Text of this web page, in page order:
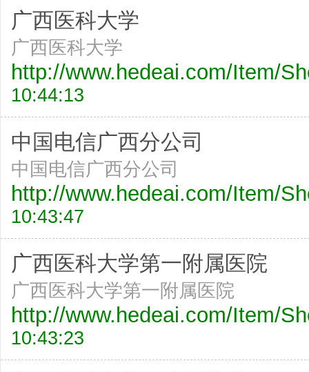
广西医科大学
广西医科大学
http://www.hedeai.com/Item/
10:44:13
中国电信广西分公司
中国电信广西分公司
http://www.hedeai.com/Item/
10:43:47
广西医科大学第一附属医院
广西医科大学第一附属医院
http://www.hedeai.com/Item/
10:43:23